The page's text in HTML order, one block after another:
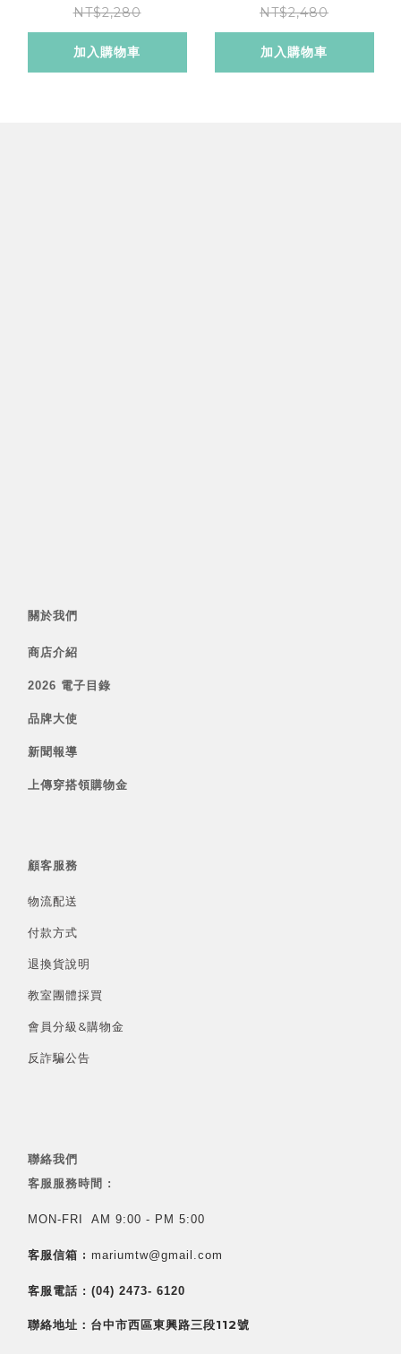
NT$2,280
加入購物車
NT$2,480
加入購物車
關於我們
商店介紹
2026 電子目錄
品牌大使
新聞報導
上傳穿搭領購物金
顧客服務
物流配送
付款方式
退換貨說明
教室團體採買
會員分級&購物金
反詐騙公告
聯絡我們
客服服務時間 :
MON-FRI AM 9:00 - PM 5:00
客服信箱 : mariumtw@gmail.com
客服電話 : (04) 2473- 6120
聯絡地址：台中市西區東興路三段112號